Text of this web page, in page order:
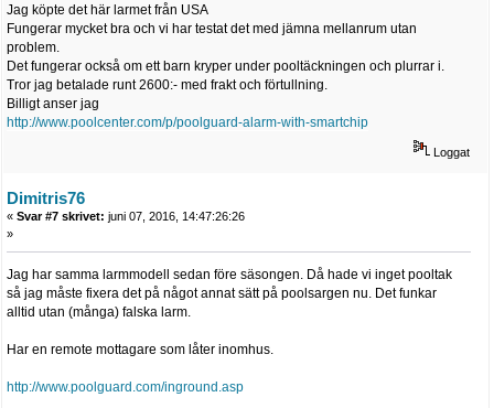
Jag köpte det här larmet från USA
Fungerar mycket bra och vi har testat det med jämna mellanrum utan
problem.
Det fungerar också om ett barn kryper under pooltäckningen och plurrar i.
Tror jag betalade runt 2600:- med frakt och förtullning.
Billigt anser jag
http://www.poolcenter.com/p/poolguard-alarm-with-smartchip
Loggat
Dimitris76
« Svar #7 skrivet: juni 07, 2016, 14:47:26:26
»
Jag har samma larmmodell sedan före säsongen. Då hade vi inget pooltak
så jag måste fixera det på något annat sätt på poolsargen nu. Det funkar
alltid utan (många) falska larm.
Har en remote mottagare som låter inomhus.
http://www.poolguard.com/inground.asp